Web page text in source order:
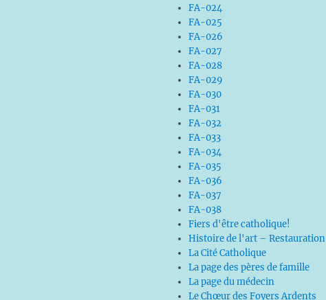
FA-024
FA-025
FA-026
FA-027
FA-028
FA-029
FA-030
FA-031
FA-032
FA-033
FA-034
FA-035
FA-036
FA-037
FA-038
Fiers d'être catholique!
Histoire de l'art – Restauration
La Cité Catholique
La page des pères de famille
La page du médecin
Le Chœur des Foyers Ardents